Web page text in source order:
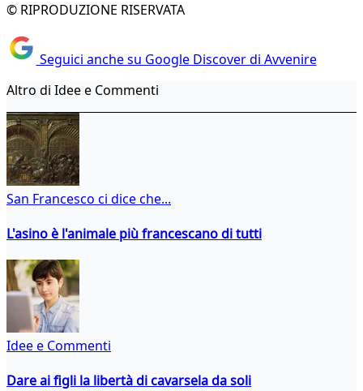
© RIPRODUZIONE RISERVATA
Seguici anche su Google Discover di Avvenire
Altro di Idee e Commenti
San Francesco ci dice che...
L'asino è l'animale più francescano di tutti
Idee e Commenti
Dare ai figli la libertà di cavarsela da soli